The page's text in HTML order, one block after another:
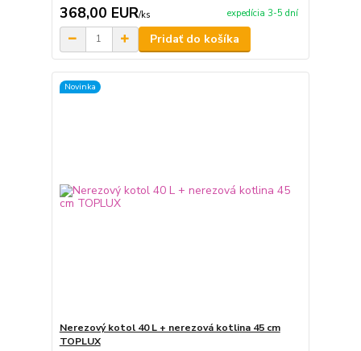
368,00 EUR/ks expedícia 3-5 dní
Pridať do košíka
Novinka
Nerezový kotol 40 L + nerezová kotlina 45 cm
TOPLUX